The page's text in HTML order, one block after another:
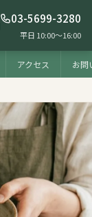
03-5699-3280
平日 10:00〜16:00
アクセス お問